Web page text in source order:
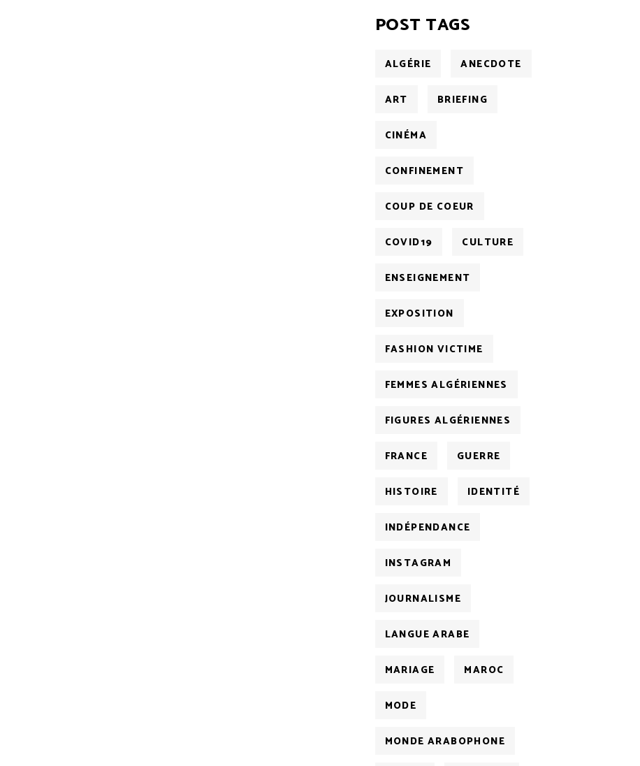
POST TAGS
ALGÉRIE ANECDOTE
ART BRIEFING
CINÉMA
CONFINEMENT
COUP DE COEUR
COVID19 CULTURE
ENSEIGNEMENT
EXPOSITION
FASHION VICTIME
FEMMES ALGÉRIENNES
FIGURES ALGÉRIENNES
FRANCE GUERRE
HISTOIRE IDENTITÉ
INDÉPENDANCE
INSTAGRAM
JOURNALISME
LANGUE ARABE
MARIAGE MAROC
MODE
MONDE ARABOPHONE